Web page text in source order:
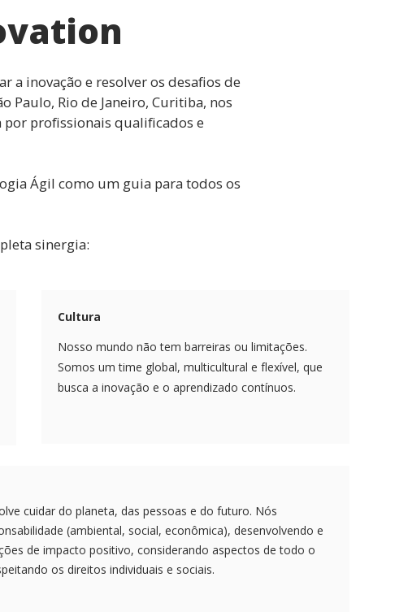
a inovação e resolver os desafios de
Paulo, Rio de Janeiro, Curitiba, nos
por profissionais qualificados e
Ágil como um guia para todos os
sinergia:
Cultura
Nosso mundo não tem barreiras ou limitações.
Somos um time global, multicultural e flexível, que
busca a inovação e o aprendizado contínuos.
cuidar do planeta, das pessoas e do futuro. Nós
(ambiental, social, econômica), desenvolvendo e
de impacto positivo, considerando aspectos de todo o
os direitos individuais e sociais.